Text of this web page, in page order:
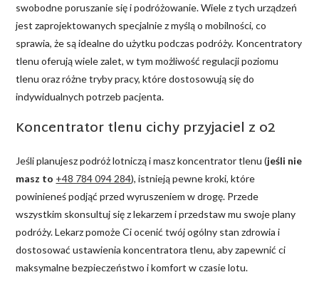
swobodne poruszanie się i podróżowanie. Wiele z tych urządzeń
jest zaprojektowanych specjalnie z myślą o mobilności, co
sprawia, że są idealne do użytku podczas podróży. Koncentratory
tlenu oferują wiele zalet, w tym możliwość regulacji poziomu
tlenu oraz różne tryby pracy, które dostosowują się do
indywidualnych potrzeb pacjenta.
Koncentrator tlenu cichy przyjaciel z o2
Jeśli planujesz podróż lotniczą i masz koncentrator tlenu (jeśli nie
masz to +48 784 094 284), istnieją pewne kroki, które
powinieneś podjąć przed wyruszeniem w drogę. Przede
wszystkim skonsultuj się z lekarzem i przedstaw mu swoje plany
podróży. Lekarz pomoże Ci ocenić twój ogólny stan zdrowia i
dostosować ustawienia koncentratora tlenu, aby zapewnić ci
maksymalne bezpieczeństwo i komfort w czasie lotu.